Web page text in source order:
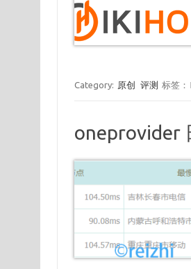
Category: 原创 评测 标签：
oneprovider